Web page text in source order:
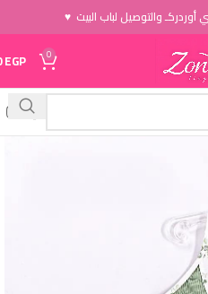
0
EGP